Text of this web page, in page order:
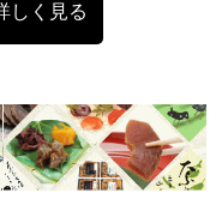
しく見る